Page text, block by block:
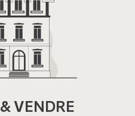
VENDRE